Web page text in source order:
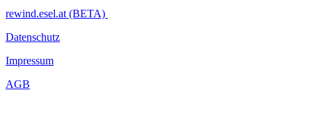
rewind.esel.at (BETA)
Datenschutz
Impressum
AGB